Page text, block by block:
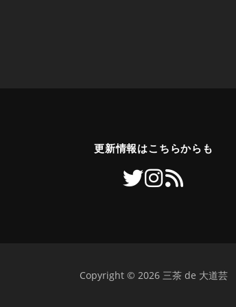
更新情報はこちらからも
Copyright © 2026 三茶 de 大道芸